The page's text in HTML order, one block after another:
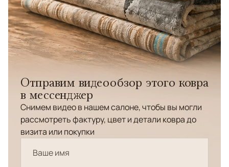
Отправим видеообзор этого ковра
в мессенджер
Снимем видео в нашем салоне, чтобы вы могли
рассмотреть фактуру, цвет и детали ковра до
визита или покупки